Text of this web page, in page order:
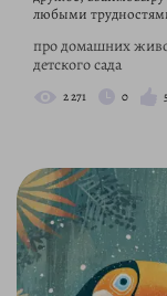
любыми
про домашних
детского сада
2 271 0 5